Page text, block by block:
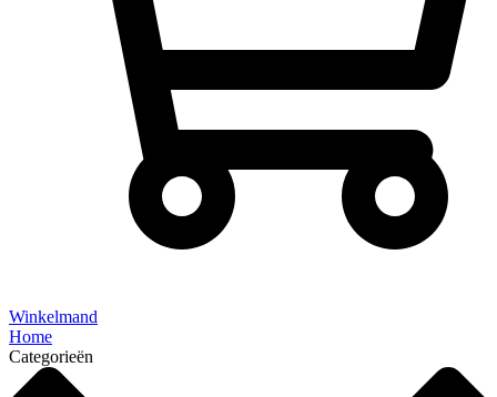
Winkelmand
Home
Categorieën